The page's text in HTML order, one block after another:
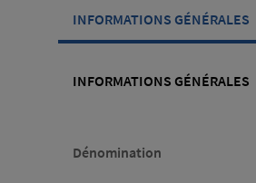
INFORMATIONS GÉNÉRALES
INFORMATIONS GÉNÉRALES
Dénomination